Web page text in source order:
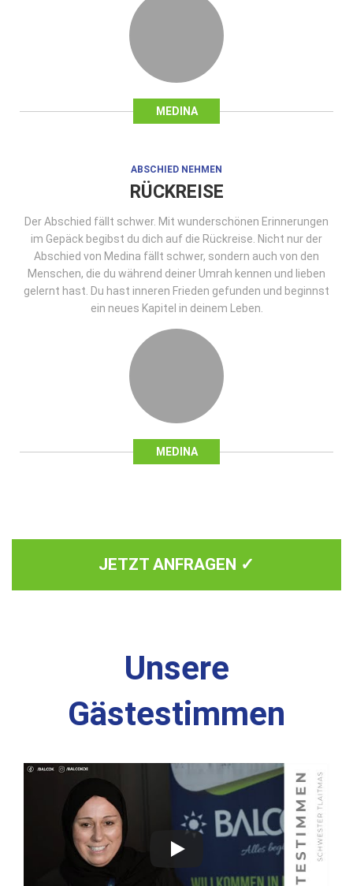
MEDINA
MEDINA
ABSCHIED NEHMEN
RÜCKREISE
Der Abschied fällt schwer. Mit wunderschönen Erinnerungen
im Gepäck begibst du dich auf die Rückreise. Nicht nur der
Abschied von Medina fällt schwer, sondern auch von den
Menschen, die du während deiner Umrah kennen und lieben
gelernt hast. Du hast inneren Frieden gefunden und beginnst
ein neues Kapitel in deinem Leben.
JETZT ANFRAGEN ✓
Unsere
Gästestimmen